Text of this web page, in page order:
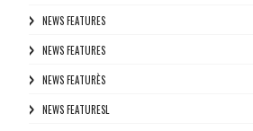
NEWS FEATURES
NEWS FEATURES
NEWS FEATURÈS
NEWS FEATURESL